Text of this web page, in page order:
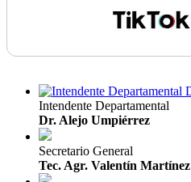
Intendente Departamental
Dr. Alejo Umpiérrez
Secretario General
Tec. Agr. Valentín Martínez